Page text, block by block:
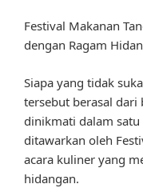
Festival Makanan
dengan Ragam
Siapa yang tidak
tersebut berasal dari
dinikmati dalam
ditawarkan oleh
acara kuliner yang
hidangan.